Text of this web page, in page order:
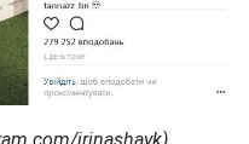
irinashayk)